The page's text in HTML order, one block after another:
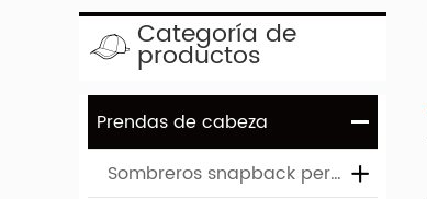
Categoría de
productos
Prendas de cabeza
Sombreros snapback personalizados